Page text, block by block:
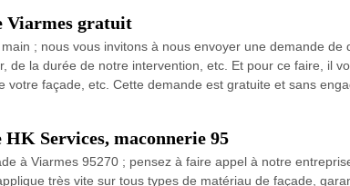
Viarmes gratuit
; nous vous invitons à nous envoyer une demande de
de la durée de notre intervention, etc. Et pour ce faire, il
votre façade, etc. Cette demande est gratuite et sans
Services, maconnerie 95
à Viarmes 95270 ; pensez à faire appel à notre
très vite sur tous types de matériau de façade,